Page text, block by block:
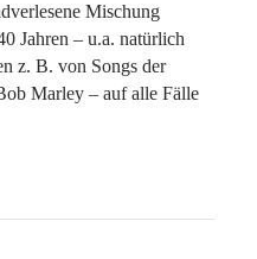
Remix)Mischung
Jahren – u.a. natürlich
z. B. von Songs der
Marley – auf alle Fälle